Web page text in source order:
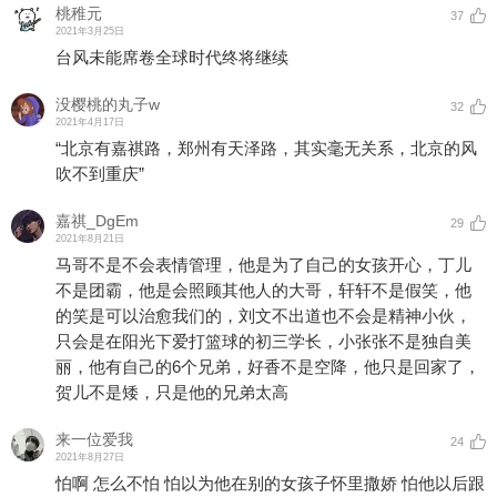
桃稚元
2021年3月25日
37
台风未能席卷全球时代终将继续
没樱桃的丸子w
2021年4月17日
32
“北京有嘉祺路，郑州有天泽路，其实毫无关系，北京的风
吹不到重庆”
嘉祺_DgEm
2021年8月21日
29
马哥不是不会表情管理，他是为了自己的女孩开心，丁儿
不是团霸，他是会照顾其他人的大哥，轩轩不是假笑，他
的笑是可以治愈我们的，刘文不出道也不会是精神小伙，
只会是在阳光下爱打篮球的初三学长，小张张不是独自美
丽，他有自己的6个兄弟，好香不是空降，他只是回家了，
贺儿不是矮，只是他的兄弟太高
来一位爱我
2021年8月27日
24
怕啊 怎么不怕 怕以为他在别的女孩子怀里撒娇 怕他以后跟